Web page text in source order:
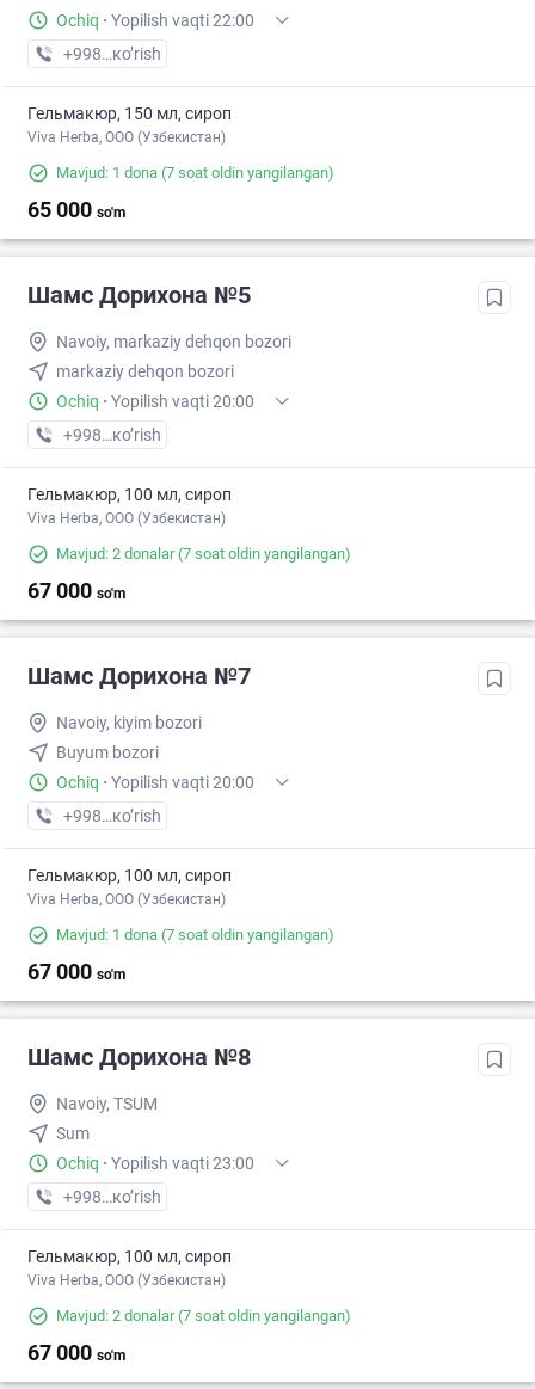
Ochiq · Yopilish vaqti 22:00
+998 (79) XXX-XX-XX
кo’rish
Гельмакюр, 150 мл, сироп
Viva Herba, ООО (Узбекистан)
Mavjud: 1 dona (7 soat oldin yangilangan)
65 000 so'm
Шамс Дорихона №5
Navoiy, markaziy dehqon bozori
markaziy dehqon bozori
Ochiq · Yopilish vaqti 20:00
+998 (79) XXX-XX-XX
кo’rish
Гельмакюр, 100 мл, сироп
Viva Herba, ООО (Узбекистан)
Mavjud: 2 donalar(7 soat oldin yangilangan)
67 000 so'm
Шамс Дорихона №7
Navoiy, kiyim bozori
Buyum bozori
Ochiq · Yopilish vaqti 20:00
+998 (79) XXX-XX-XX
кo’rish
Гельмакюр, 100 мл, сироп
Viva Herba, ООО (Узбекистан)
Mavjud: 1 dona (7 soat oldin yangilangan)
67 000 so'm
Шамс Дорихона №8
Navoiy, TSUM
Sum
Ochiq · Yopilish vaqti 23:00
+998 (79) XXX-XX-XX
кo’rish
Гельмакюр, 100 мл, сироп
Viva Herba, ООО (Узбекистан)
Mavjud: 2 donalar(7 soat oldin yangilangan)
67 000 so'm